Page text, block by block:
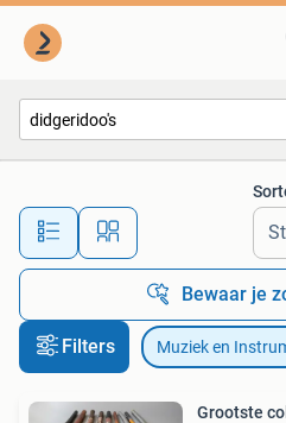
Alle
Bewaar je
Filters Muziek en
Grootste